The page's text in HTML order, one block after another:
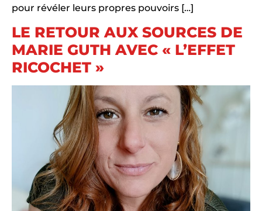
pour révéler leurs propres pouvoirs […]
LE RETOUR AUX SOURCES DE
MARIE GUTH AVEC « L’EFFET
RICOCHET »